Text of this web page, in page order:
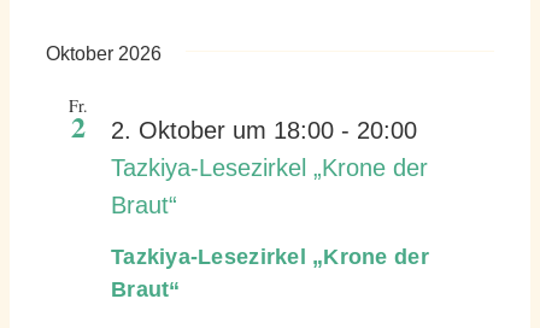
Oktober 2026
Fr.
2
Tazkiya-Lesezirkel „Krone der
Braut“
2. Oktober um 18:00 - 20:00
Tazkiya-Lesezirkel „Krone der
Braut“